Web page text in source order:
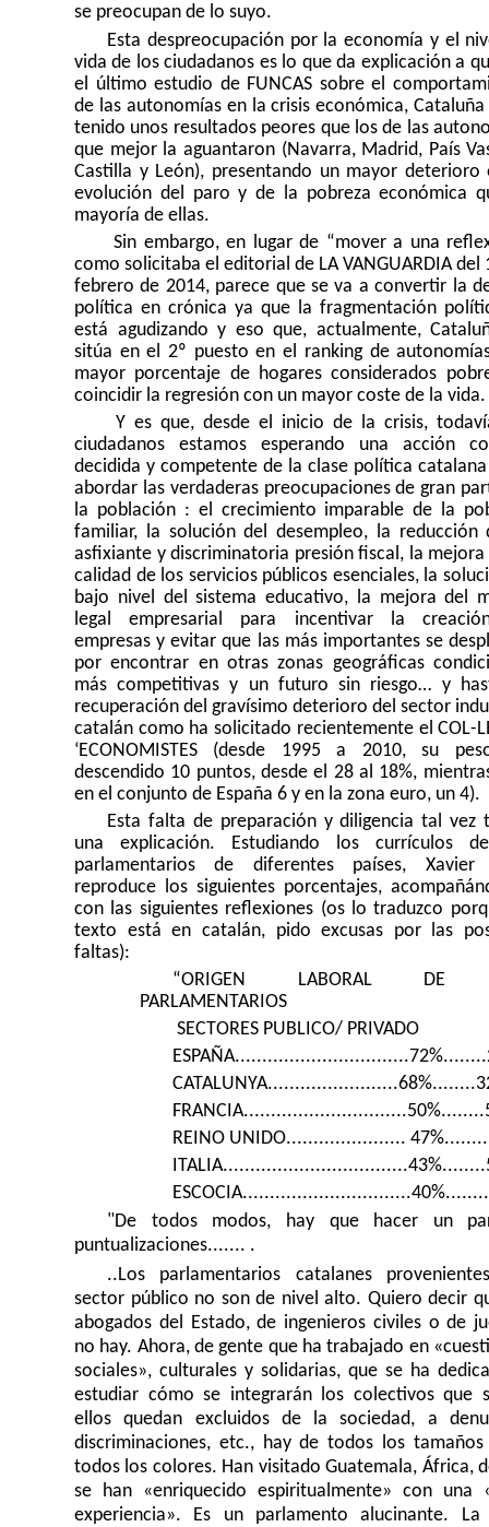
se preocupan de lo suyo.
Esta despreocupación por la economía y el
vida de los ciudadanos es lo que da explicación a
el último estudio de FUNCAS sobre el
de las autonomías en la crisis económica, Cataluña
tenido unos resultados peores que los de las
que mejor la aguantaron (Navarra, Madrid, País
Castilla y León), presentando un mayor deterioro
evolución del paro y de la pobreza económica
mayoría de ellas.
Sin embargo, en lugar de “mover a una
como solicitaba el editorial de LA VANGUARDIA del
febrero de 2014, parece que se va a convertir la
política en crónica ya que la fragmentación
está agudizando y eso que, actualmente,
sitúa en el 2º puesto en el ranking de
mayor porcentaje de hogares considerados
coincidir la regresión con un mayor coste de la vida.
Y es que, desde el inicio de la crisis,
ciudadanos estamos esperando una acción
decidida y competente de la clase política
abordar las verdaderas preocupaciones de gran
la población : el crecimiento imparable de la
familiar, la solución del desempleo, la reducción
asfixiante y discriminatoria presión fiscal, la mejora
calidad de los servicios públicos esenciales, la
bajo nivel del sistema educativo, la mejora del
legal empresarial para incentivar la
empresas y evitar que las más importantes se
por encontrar en otras zonas geográficas
más competitivas y un futuro sin riesgo… y
recuperación del gravísimo deterioro del sector
catalán como ha solicitado recientemente el COL-
‘ECONOMISTES (desde 1995 a 2010, su
descendido 10 puntos, desde el 28 al 18%,
en el conjunto de España 6 y en la zona euro, un 4).
Esta falta de preparación y diligencia tal vez
una explicación. Estudiando los currículos
parlamentarios de diferentes países, Xavier
reproduce los siguientes porcentajes,
con las siguientes reflexiones (os lo traduzco
texto está en catalán, pido excusas por las
faltas):
“ORIGEN LABORAL DE
PARLAMENTARIOS
SECTORES PUBLICO/ PRIVADO
REINO UNIDO......................
"De todos modos, hay que hacer un
puntualizaciones....... .
..Los parlamentarios catalanes
sector público no son de nivel alto. Quiero decir
abogados del Estado, de ingenieros civiles o de
no hay. Ahora, de gente que ha trabajado en
sociales», culturales y solidarias, que se ha
estudiar cómo se integrarán los colectivos que
ellos quedan excluidos de la sociedad, a
discriminaciones, etc., hay de todos los
todos los colores. Han visitado Guatemala, África,
se han «enriquecido espiritualmente» con una
experiencia». Es un parlamento alucinante. La